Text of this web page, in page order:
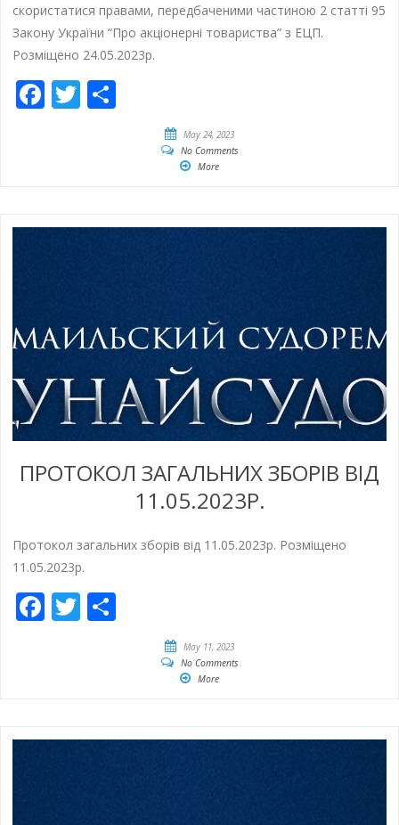
скористатися правами, передбаченими частиною 2 статті 95
Закону України “Про акціонерні товариства” з ЕЦП.
Розміщено 24.05.2023р.
Facebook
Twitter
May 24, 2023
No Comments
More
ПРОТОКОЛ ЗАГАЛЬНИХ ЗБОРІВ ВІД
11.05.2023Р.
Протокол загальних зборів від 11.05.2023р. Розміщено
11.05.2023р.
Facebook
Twitter
May 11, 2023
No Comments
More